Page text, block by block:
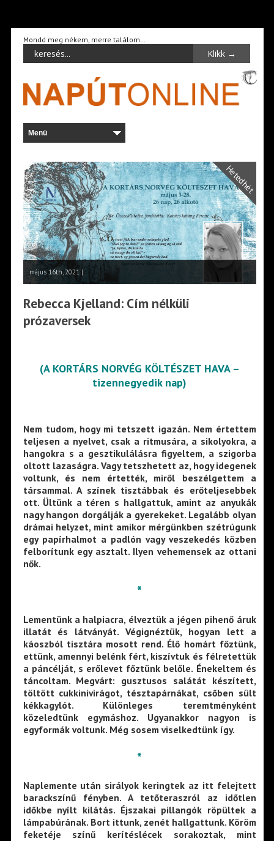
Mondd meg nékem, merre találom…
Hetedhét
május 16th, 2021 |
Rebecca Kjelland: Cím nélküli
prózaversek
(A KORTÁRS NORVÉG KÖLTÉSZET HAVA –
tizennegyedik nap)
Nem tudom, hogy mi tetszett igazán. Nem értettem
teljesen a nyelvet, csak a ritmusára, a sikolyokra, a
hangokra s a gesztikulálásra figyeltem, a szigorba
oltott lazaságra. Vagy tetszhetett az, hogy idegenek
voltunk, és nem értették, miről beszélgettem a
társammal. A színek tisztábbak és erőteljesebbek
ott. Ültünk a téren s hallgattuk, amint az anyukák
nagy hangon dorgálják a gyerekeket. Legalább olyan
drámai helyzet, mint amikor mérgünkben szétrúgunk
egy papírhalmot a padlón vagy veszekedés közben
felborítunk egy asztalt. Ilyen vehemensek az ottani
nők.
*
Lementünk a halpiacra, élveztük a jégen pihenő áruk
illatát és látványát. Végignéztük, hogyan lett a
káoszból tisztára mosott rend. Élő homárt főztünk,
ettünk, amennyi belénk fért, kiszívtuk és félretettük
a páncélját, s erőlevet főztünk belőle. Énekeltem és
táncoltam. Megvárt: gusztusos salátát készített,
töltött cukkinivirágot, tésztapárnákat, csőben sült
kékkagylót. Különleges teremtményként
közeledtünk egymáshoz. Ugyanakkor nagyon is
egyformák voltunk. Még sosem viselkedtünk így.
*
Naplemente után sirályok keringtek az itt felejtett
barackszínű fényben. A tetőteraszról az időtlen
időkbe nyílt kilátás. Éjszakai pillangók röpültek a
lámpabúrának. Bort ittunk, zenét hallgattunk. Köröm
feketéje színű kerítéslécek sorakoztak, mint